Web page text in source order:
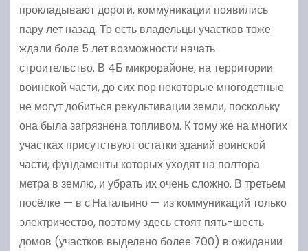
прокладывают дороги, коммуникации появились
пару лет назад. То есть владельцы участков тоже
ждали боле 5 лет возможности начать
строительство. В 4Б микрорайоне, на территории
воинской части, до сих пор некоторые многодетные
не могут добиться рекультивации земли, поскольку
она была загрязнена топливом. К тому же на многих
участках присутствуют остатки зданий воинской
части, фундаменты которых уходят на полтора
метра в землю, и убрать их очень сложно. В третьем
посёлке — в с.Натальино — из коммуникаций только
электричество, поэтому здесь стоят пять-шесть
домов (участков выделено более 700) в ожидании